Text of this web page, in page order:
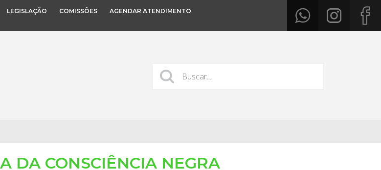
LEGISLAÇÃO COMISSÕES
AGENDAR ATENDIMENTO
DA CONSCIÊNCIA NEGRA